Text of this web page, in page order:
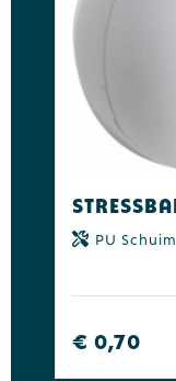
PU Schuim
€ 0,70